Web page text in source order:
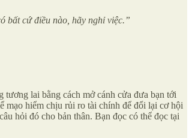
bất cứ điều nào, hãy nghỉ việc.”
lai bằng cách mở cánh cửa đưa bạn tới
mạo hiểm chịu rủi ro tài chính để đổi lại cơ hội
hỏi đó cho bản thân. Bạn đọc có thể đọc tại